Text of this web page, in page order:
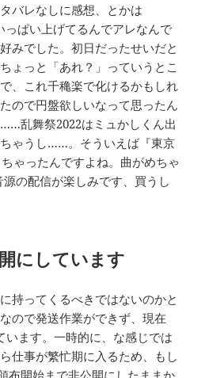
バレなしに感想、とかは
ぱい上げてるんでアレなんで
みでした。初日だったせいだと
ょっと「あれ？」っていうとこ
、これ千穐楽で化けるかもしれ
ので円盤欲しいなって思ったん
乱舞祭2022はミュかしくん出
ゃうし……。そういえば『東京
ゃったんですよね。曲がめちゃ
源の配信が楽しみです、買うし
にしています
持ってくるべきではないのかと
ので発送作業ができず、現在
います。一時的に、な感じでは
仕事が繁忙期に入るため、もし